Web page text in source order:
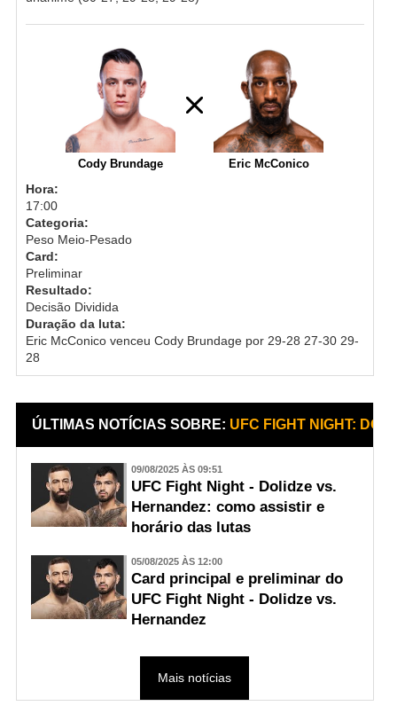
Cody Brundage Eric McConico
Hora:
17:00
Categoria:
Peso Meio-Pesado
Card:
Preliminar
Resultado:
Decisão Dividida
Duração da luta:
Eric McConico venceu Cody Brundage por 29-28 27-30 29-
28
ÚLTIMAS NOTÍCIAS SOBRE: UFC FIGHT NIGHT:
09/08/2025 ÀS 09:51
UFC Fight Night - Dolidze vs.
Hernandez: como assistir e
horário das lutas
05/08/2025 ÀS 12:00
Card principal e preliminar do
UFC Fight Night - Dolidze vs.
Hernandez
Mais notícias